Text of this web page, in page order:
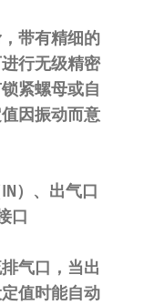
带有精细的
行无级精密
紧螺母或自
因振动而意
）、出气口
口
气口 ，当出
值时能自动